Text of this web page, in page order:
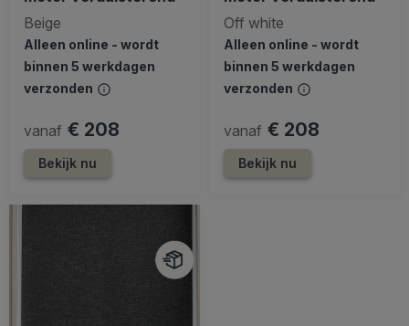
Beige
Alleen online - wordt
binnen 5 werkdagen
verzonden
vanaf € 208
Bekijk nu
Off white
Alleen online - wordt
binnen 5 werkdagen
verzonden
vanaf € 208
Bekijk nu